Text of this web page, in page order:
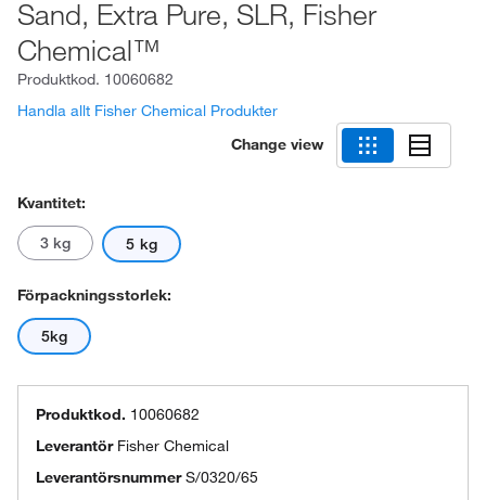
Sand, Extra Pure, SLR, Fisher
Chemical™
Produktkod. 10060682
Handla allt Fisher Chemical Produkter
Change view
Kvantitet:
3 kg 5 kg
Förpackningsstorlek:
5kg
Produktkod. 10060682
Leverantör Fisher Chemical
Leverantörsnummer S/0320/65